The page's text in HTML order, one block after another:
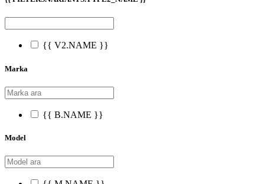
{{ V2.NAME }}
Marka
{{ B.NAME }}
Model